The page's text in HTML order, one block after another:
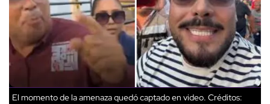
El momento de la amenaza quedó captado en video. Créditos: